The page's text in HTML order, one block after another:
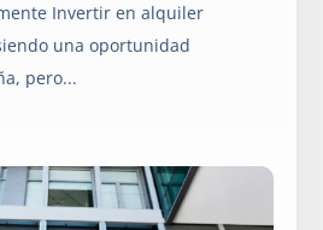
Invertir en alquiler
una oportunidad
pero...